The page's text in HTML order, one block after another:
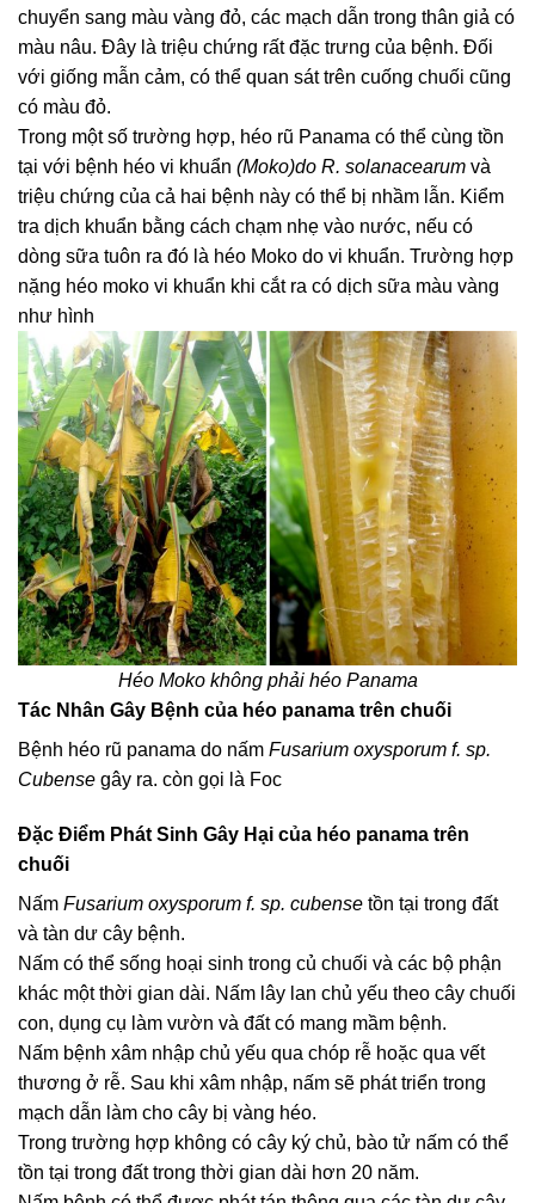
chuyển sang màu vàng đỏ, các mạch dẫn trong thân giả có
màu nâu. Đây là triệu chứng rất đặc trưng của bệnh. Đối
với giống mẫn cảm, có thể quan sát trên cuống chuối cũng
có màu đỏ.
Trong một số trường hợp, héo rũ Panama có thể cùng tồn
tại với bệnh héo vi khuẩn (Moko)do R. solanacearum và
triệu chứng của cả hai bệnh này có thể bị nhầm lẫn. Kiểm
tra dịch khuẩn bằng cách chạm nhẹ vào nước, nếu có
dòng sữa tuôn ra đó là héo Moko do vi khuẩn. Trường hợp
nặng héo moko vi khuẩn khi cắt ra có dịch sữa màu vàng
như hình
Héo Moko không phải héo Panama
Tác Nhân Gây Bệnh của héo panama trên chuối
Bệnh héo rũ panama do nấm Fusarium oxysporum f. sp.
Cubense gây ra. còn gọi là Foc
Đặc Điểm Phát Sinh Gây Hại của héo panama trên
chuối
Nấm Fusarium oxysporum f. sp. cubense tồn tại trong đất
và tàn dư cây bệnh.
Nấm có thể sống hoại sinh trong củ chuối và các bộ phận
khác một thời gian dài. Nấm lây lan chủ yếu theo cây chuối
con, dụng cụ làm vườn và đất có mang mầm bệnh.
Nấm bệnh xâm nhập chủ yếu qua chóp rễ hoặc qua vết
thương ở rễ. Sau khi xâm nhập, nấm sẽ phát triển trong
mạch dẫn làm cho cây bị vàng héo.
Trong trường hợp không có cây ký chủ, bào tử nấm có thể
tồn tại trong đất trong thời gian dài hơn 20 năm.